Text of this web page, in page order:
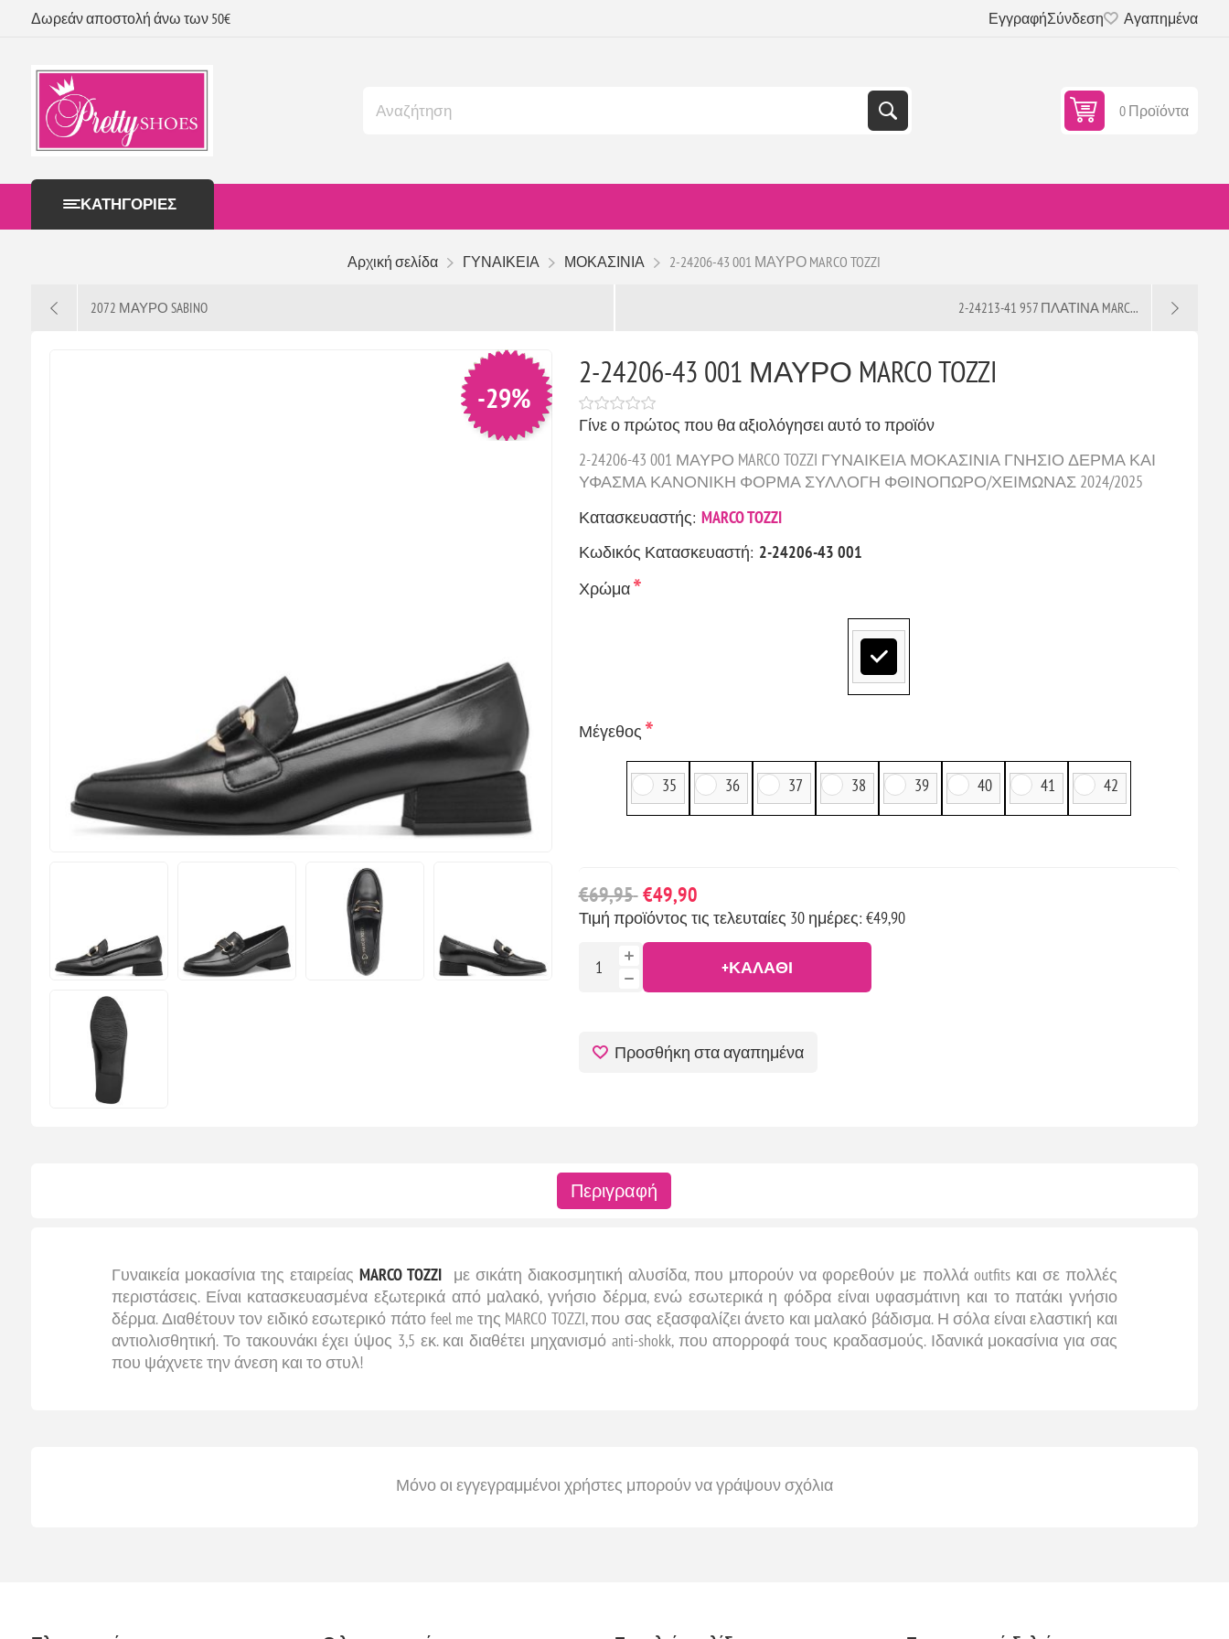
Δωρεάν αποστολή άνω των 50€ ΕγγραφήΣύνδεση Αγαπημένα
0 Προϊόντα
ΚΑΤΗΓΟΡΊΕΣ
Αρχική σελίδα ΓΥΝΑΙΚΕΙΑ ΜΟΚΑΣΙΝΙΑ 2-24206-43 001 ΜΑΥΡΟ MARCO TOZZI
2072 ΜΑΥΡΟ SABINO 2-24213-41 957 ΠΛΑΤΙΝΑ MARC...
-29%
2-24206-43 001 ΜΑΥΡΟ MARCO TOZZI
Γίνε ο πρώτος που θα αξιολόγησει αυτό το προϊόν
2-24206-43 001 ΜΑΥΡΟ MARCO TOZZI ΓΥΝΑΙΚΕΙΑ ΜΟΚΑΣΙΝΙΑ ΓΝΗΣΙΟ ΔΕΡΜΑ ΚΑΙ
ΥΦΑΣΜΑ ΚΑΝΟΝΙΚΗ ΦΟΡΜΑ ΣΥΛΛΟΓΗ ΦΘΙΝΟΠΩΡΟ/ΧΕΙΜΩΝΑΣ 2024/2025
Κατασκευαστής: MARCO TOZZI
Κωδικός Κατασκευαστή: 2-24206-43 001
Χρώμα*
Μέγεθος *
35 36 37 38 39 40 41 42
€69,95 €49,90
Τιμή προϊόντος τις τελευταίες 30 ημέρες: €49,90
+ΚΑΛΆΘΙ
Προσθήκη στα αγαπημένα
Περιγραφή
Γυναικεία μοκασίνια της εταιρείαςMARCO TOZZI
με σικάτη διακοσμητική αλυσίδα, που μπορούν να φορεθούν με πολλά outfits και σε πολλές
περιστάσεις. Είναι κατασκευασμένα εξωτερικά από μαλακό, γνήσιο δέρμα, ενώ εσωτερικά η φόδρα είναι υφασμάτινη και το πατάκι γνήσιο
δέρμα. Διαθέτουν τον ειδικό εσωτερικό πάτο feel me της MARCO TOZZI, που σας εξασφαλίζει άνετο και μαλακό βάδισμα. Η σόλα είναι ελαστική και
αντιολισθητική. Το τακουνάκι έχει ύψος 3,5 εκ. και διαθέτει μηχανισμό anti-shokk, που απορροφά τους κραδασμούς. Ιδανικά μοκασίνια για σας
που ψάχνετε την άνεση και το στυλ!
Μόνο οι εγγεγραμμένοι χρήστες μπορούν να γράψουν σχόλια